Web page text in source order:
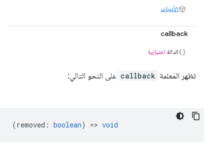
الأذونات
callback
الدالة اختيارية
تظهر المَعلمة callback على النحو التالي:
(removed : boolean) => void